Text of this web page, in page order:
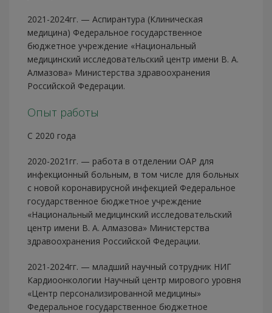
2021-2024гг. — Аспирантура (Клиническая
медицина) Федеральное государственное
бюджетное учреждение «Национальный
медицинский исследовательский центр имени В. А.
Алмазова» Министерства здравоохранения
Российской Федерации.
Опыт работы
С 2020 года
2020-2021гг. — работа в отделении ОАР для
инфекционный больным, в том числе для больных
с новой коронавирусной инфекцией Федеральное
государственное бюджетное учреждение
«Национальный медицинский исследовательский
центр имени В. А. Алмазова» Министерства
здравоохранения Российской Федерации.
2021-2024гг. — младший научный сотрудник НИГ
Кардиоонкологии Научный центр мирового уровня
«Центр персонализированной медицины»
Федеральное государственное бюджетное